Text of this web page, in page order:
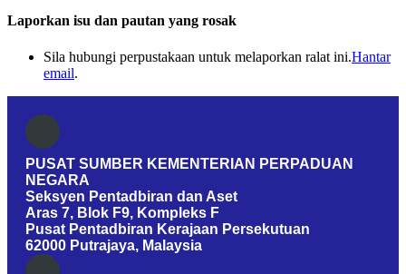
Laporkan isu dan pautan yang rosak
Sila hubungi perpustakaan untuk melaporkan ralat ini.Hantar
email.
PUSAT SUMBER KEMENTERIAN PERPADUAN
NEGARA
Seksyen Pentadbiran dan Aset
Aras 7, Blok F9, Kompleks F
Pusat Pentadbiran Kerajaan Persekutuan
62000 Putrajaya, Malaysia